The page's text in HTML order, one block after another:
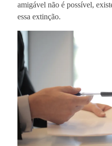
amigável não é possível,
essa extinção.